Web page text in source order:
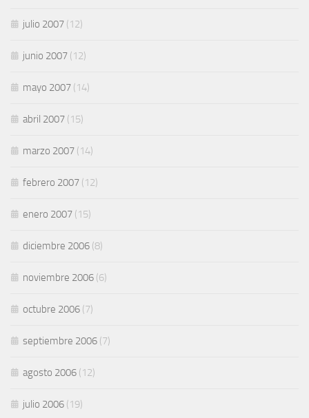
julio 2007 (12)
junio 2007 (12)
mayo 2007 (14)
abril 2007 (15)
marzo 2007 (14)
febrero 2007 (12)
enero 2007 (15)
diciembre 2006 (8)
noviembre 2006 (6)
octubre 2006 (7)
septiembre 2006 (7)
agosto 2006 (12)
julio 2006 (19)